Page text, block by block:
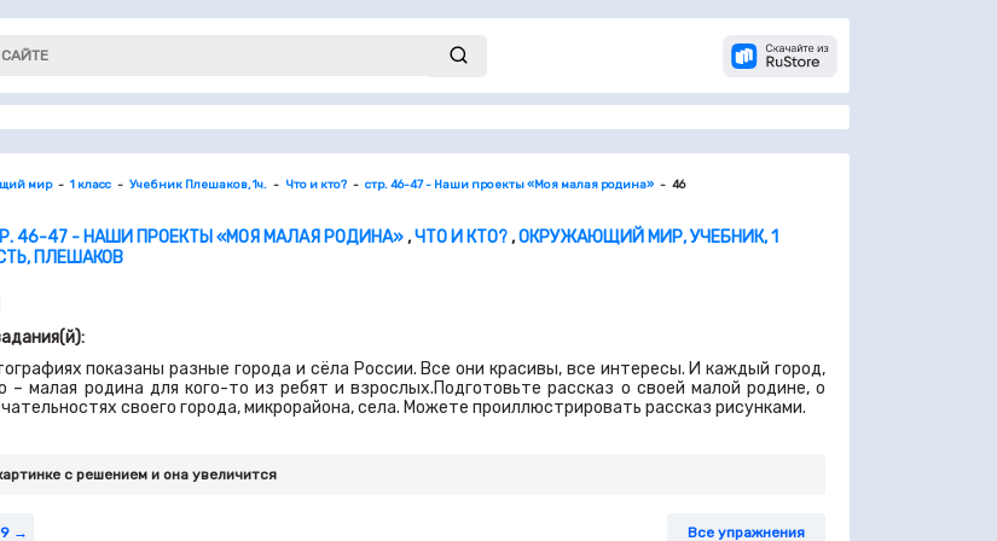
мир 1 класс Учебник Плешаков, 1ч. Что и кто? стр. 46-47 - Наши проекты «Моя малая родина» 46
46-47 - НАШИ ПРОЕКТЫ «МОЯ МАЛАЯ РОДИНА»,ЧТО И КТО?,ОКРУЖАЮЩИЙ МИР, УЧЕБНИК, 1
ПЛЕШАКОВ
показаны разные города и сёла России. Все они красивы, все интересы. И каждый город,
– малая родина для кого-то из ребят и взрослых.Подготовьте рассказ о своей малой родине, о
своего города, микрорайона, села. Можете проиллюстрировать рассказ рисунками.
c решением и она увеличится
Все упражнения